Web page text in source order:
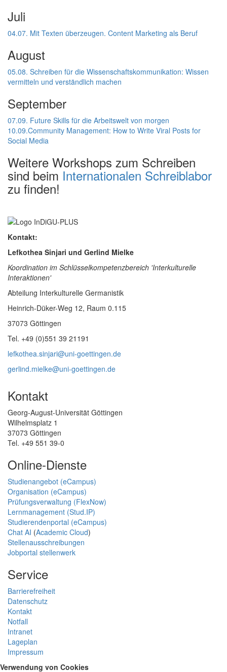
Juli
04.07. Mit Texten überzeugen. Content Marketing als Beruf
August
05.08. Schreiben für die Wissenschaftskommunikation: Wissen
vermitteln und verständlich machen
September
07.09. Future Skills für die Arbeitswelt von morgen
10.09.Community Management: How to Write Viral Posts for
Social Media
Weitere Workshops zum Schreiben
sind beim Internationalen Schreiblabor
zu finden!
Kontakt:
Lefkothea Sinjari und Gerlind Mielke
Koordination im Schlüsselkompetenzbereich 'Interkulturelle
Interaktionen'
Abteilung Interkulturelle Germanistik
Heinrich-Düker-Weg 12, Raum 0.115
37073 Göttingen
Tel. +49 (0)551 39 21191
lefkothea.sinjari@uni-goettingen.de
gerlind.mielke@uni-goettingen.de
Kontakt
Georg-August-Universität Göttingen
Wilhelmsplatz 1
37073 Göttingen
Tel. +49 551 39-0
Online-Dienste
Studienangebot (eCampus)
Organisation (eCampus)
Prüfungsverwaltung (FlexNow)
Lernmanagement (Stud.IP)
Studierendenportal (eCampus)
Chat AI (Academic Cloud)
Stellenausschreibungen
Jobportal stellenwerk
Service
Barrierefreiheit
Datenschutz
Kontakt
Notfall
Intranet
Lageplan
Impressum
Verwendung von Cookies